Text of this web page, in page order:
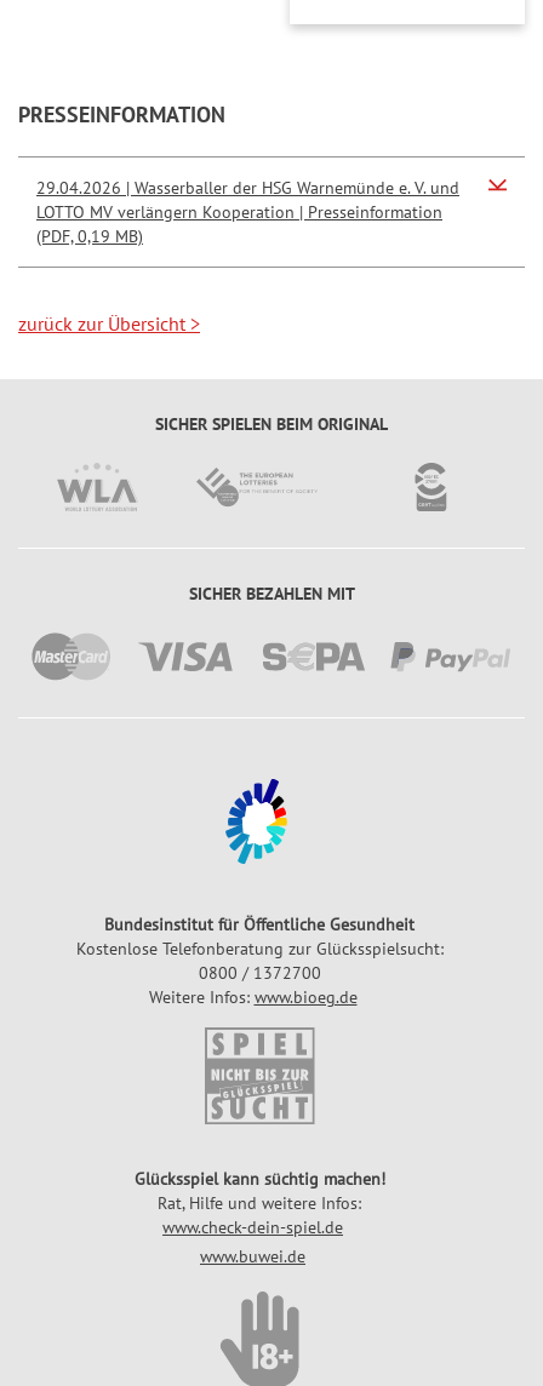
PRESSEINFORMATION
29.04.2026 | Wasserballer der HSG Warnemünde e. V. und
LOTTO MV verlängern Kooperation | Presseinformation
(PDF, 0,19 MB)
zurück zur Übersicht >
SICHER SPIELEN BEIM ORIGINAL
SICHER BEZAHLEN MIT
Bundesinstitut für Öffentliche Gesundheit
Kostenlose Telefonberatung zur Glücksspielsucht:
0800 / 1372700
Weitere Infos: www.bioeg.de
Glücksspiel kann süchtig machen!
Rat, Hilfe und weitere Infos:
www.check-dein-spiel.de
www.buwei.de